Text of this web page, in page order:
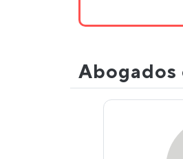
Abogados